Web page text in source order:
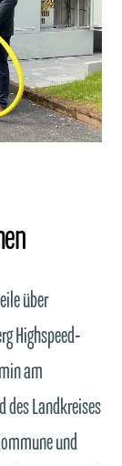
über
Highspeed-
am
des Landkreises
und